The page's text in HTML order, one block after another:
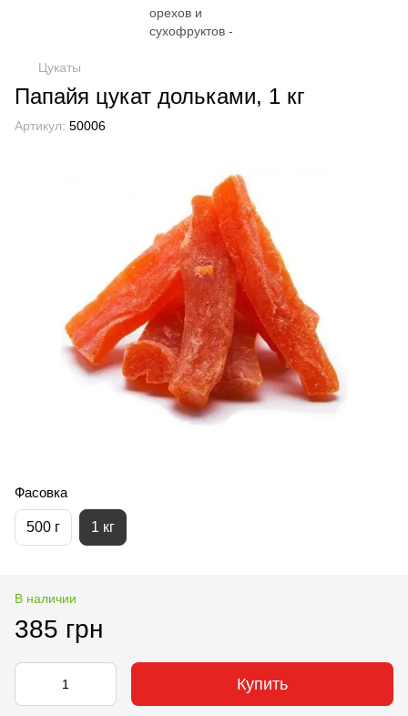
Цукаты
Папайя цукат дольками, 1 кг
Артикул: 50006
Фасовка
500 г 1 кг
В наличии
385 грн
Купить